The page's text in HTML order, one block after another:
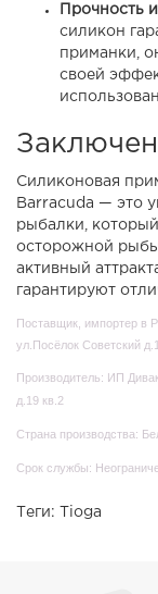
Прочность
силикон
приманки,
своей
Силиконовая
Barracuda — это
рыбалки,
осторожной
активный
гарантируют
Поставщик, импортер в
ул.Посёлок Советский
Производитель: ИП
д.19 кв.2
Страна производства:
Срок службы:
Теги: Tioga